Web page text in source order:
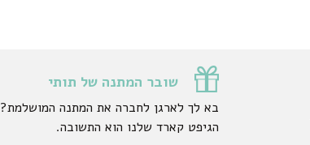
שובר המתנה של תותי
בא לך לארגן לחברה את המתנה המושלמת?
הגיפט קארד שלנו הוא התשובה.